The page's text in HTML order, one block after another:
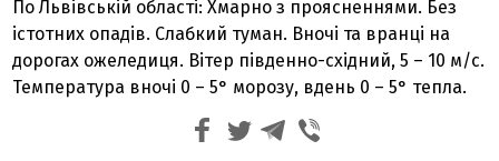
По Львівській області: Хмарно з проясненнями. Без
істотних опадів. Слабкий туман. Вночі та вранці на
дорогах ожеледиця. Вітер південно-східний, 5 – 10 м/с.
Температура вночі 0 – 5° морозу, вдень 0 – 5° тепла.